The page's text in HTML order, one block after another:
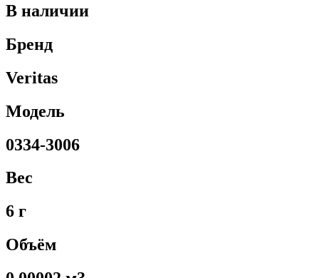
В наличии
Бренд
Veritas
Модель
0334-3006
Вес
6 г
Объём